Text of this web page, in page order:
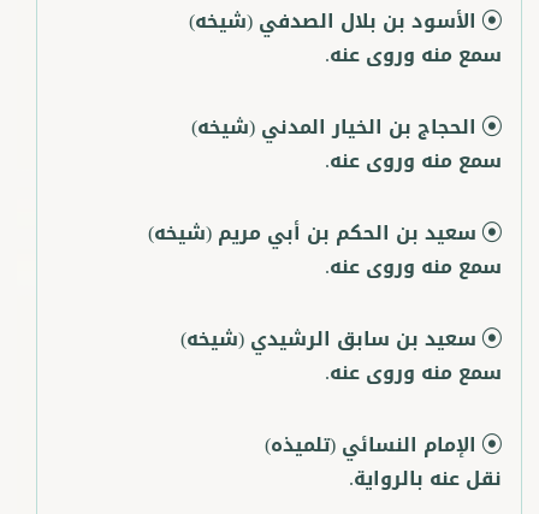
الأسود بن بلال الصدفي(شيخه)
سمع منه وروى عنه.
الحجاج بن الخيار المدني(شيخه)
سمع منه وروى عنه.
سعيد بن الحكم بن أبي مريم(شيخه)
سمع منه وروى عنه.
سعيد بن سابق الرشيدي(شيخه)
سمع منه وروى عنه.
الإمام النسائي(تلميذه)
نقل عنه بالرواية.